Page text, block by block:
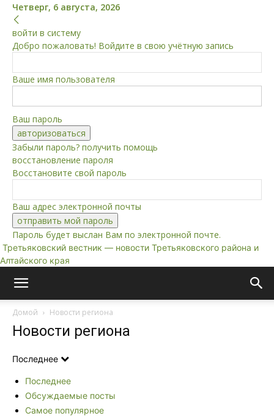
Четверг, 6 августа, 2026
войти в систему
Добро пожаловать! Войдите в свою учётную запись
Ваше имя пользователя
Ваш пароль
Забыли пароль? получить помощь
восстановление пароля
Восстановите свой пароль
Ваш адрес электронной почты
Пароль будет выслан Вам по электронной почте.
Третьяковский вестник — новости Третьяковского района и
Алтайского края
Домой Новости региона
Новости региона
Последнее
Последнее
Обсуждаемые посты
Самое популярное